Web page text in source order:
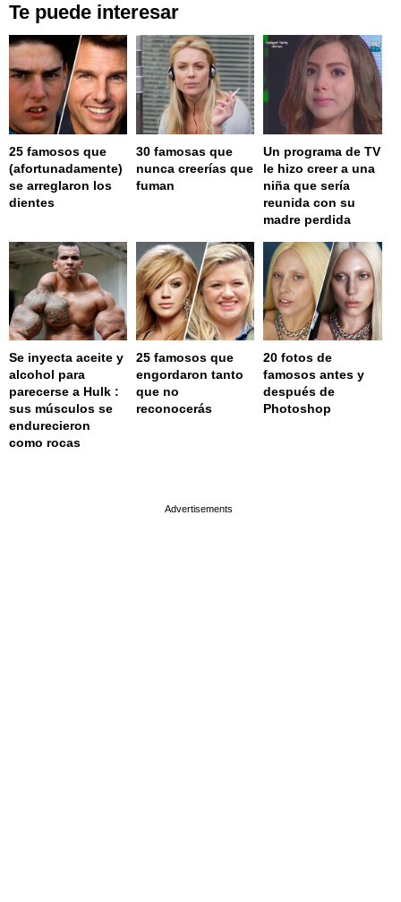
Te puede interesar
25 famosos que
(afortunadamente)
se arreglaron los
dientes
30 famosas que
nunca creerías que
fuman
Un programa de TV
le hizo creer a una
niña que sería
reunida con su
madre perdida
Se inyecta aceite y
alcohol para
parecerse a Hulk :
sus músculos se
endurecieron
como rocas
25 famosos que
engordaron tanto
que no
reconocerás
20 fotos de
famosos antes y
después de
Photoshop